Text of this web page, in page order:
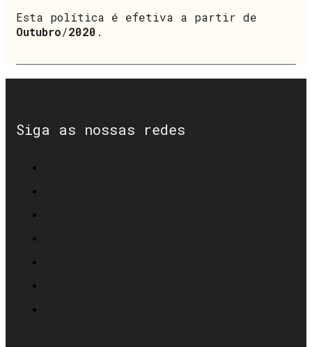
Esta política é efetiva a partir de
Outubro/2020 .
Siga as nossas redes